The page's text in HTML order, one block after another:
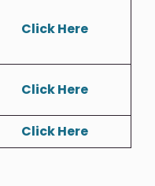
Click Here
Click Here
Click Here